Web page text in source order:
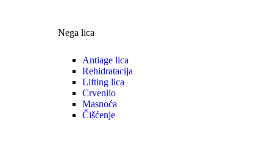
Nega lica
Antiage lica
Rehidratacija
Lifting lica
Crvenilo
Masnoća
Čišćenje